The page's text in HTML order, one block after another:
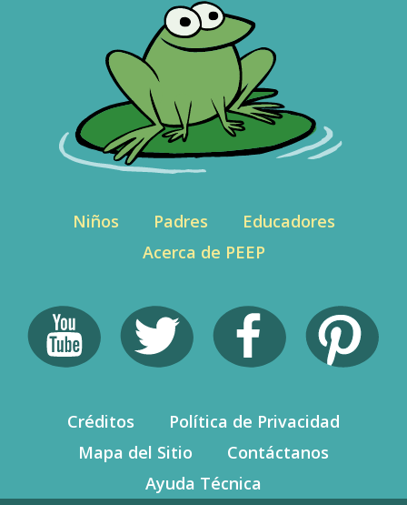
Niños Padres
Educadores
Acerca de PEEP
Créditos
Política de Privacidad
Mapa del Sitio
Contáctanos
Ayuda Técnica